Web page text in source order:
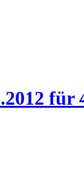
für